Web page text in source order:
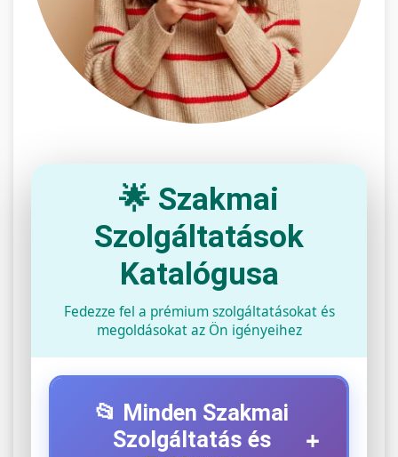
🌟 Szakmai
Szolgáltatások
Katalógusa
Fedezze fel a prémium szolgáltatásokat és
megoldásokat az Ön igényeihez
📂 Minden Szakmai
Szolgáltatás és
+